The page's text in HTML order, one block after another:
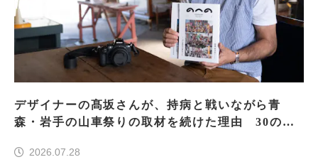
デザイナーの髙坂さんが、持病と戦いながら青
森・岩手の山車祭りの取材を続けた理由 30の山
2026.07.28